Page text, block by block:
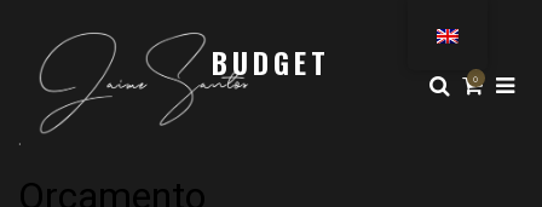
0
BUDGET
.